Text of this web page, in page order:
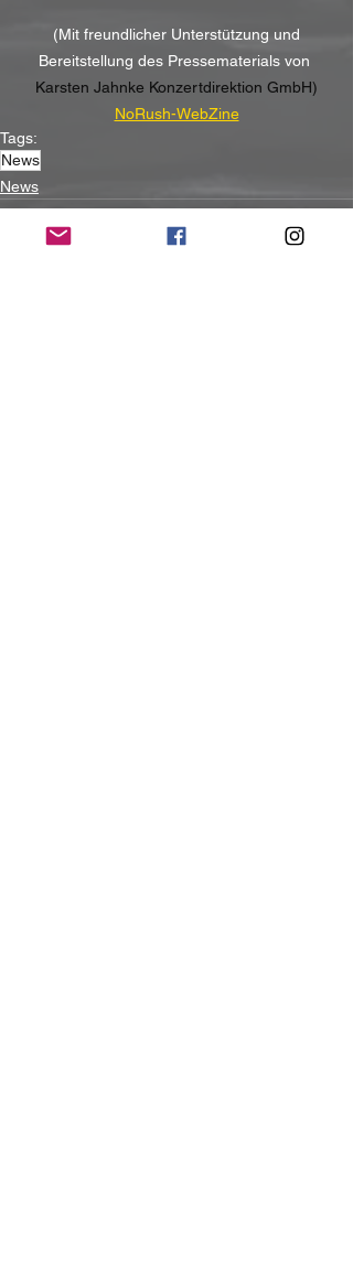
(Mit freundlicher Unterstützung und
Bereitstellung des Pressematerials von
Karsten Jahnke Konzertdirektion GmbH)
NoRush-WebZine
Tags:
News
News